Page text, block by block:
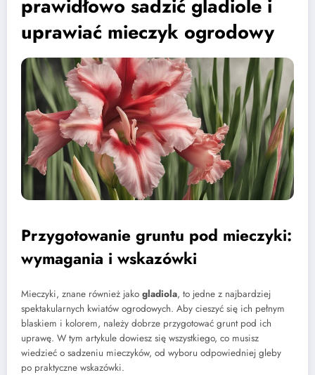
prawidłowo sadzić gladiole i
uprawiać mieczyk ogrodowy
Przygotowanie gruntu pod mieczyki:
wymagania i wskazówki
Mieczyki, znane również jako gladiola, to jedne z najbardziej
spektakularnych kwiatów ogrodowych. Aby cieszyć się ich pełnym
blaskiem i kolorem, należy dobrze przygotować grunt pod ich
uprawę. W tym artykule dowiesz się wszystkiego, co musisz
wiedzieć o sadzeniu mieczyków, od wyboru odpowiedniej gleby
po praktyczne wskazówki.